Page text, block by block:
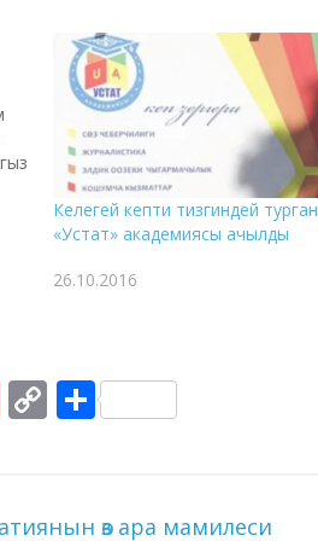
Келегей кепти тизгиндей турган
«Устат» академиясы ачылды
26.10.2016
P
et
C
y
S
e
өз ара мамилеси